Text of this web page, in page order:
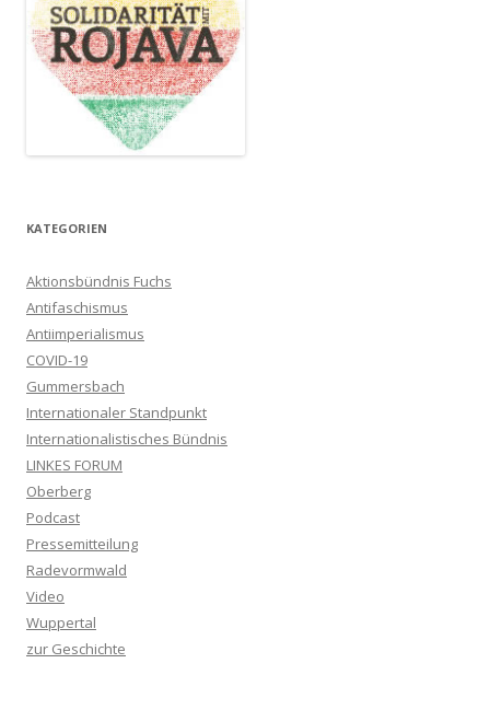
KATEGORIEN
Aktionsbündnis Fuchs
Antifaschismus
Antiimperialismus
COVID-19
Gummersbach
Internationaler Standpunkt
Internationalistisches Bündnis
LINKES FORUM
Oberberg
Podcast
Pressemitteilung
Radevormwald
Video
Wuppertal
zur Geschichte